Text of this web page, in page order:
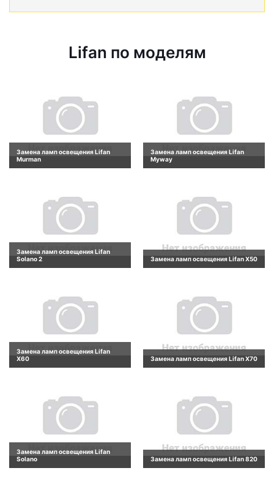
Lifan по моделям
Замена ламп освещения Lifan
Murman
Замена ламп освещения Lifan
Myway
Замена ламп освещения Lifan
Solano 2
Замена ламп освещения Lifan X50
Замена ламп освещения Lifan
X60
Замена ламп освещения Lifan X70
Замена ламп освещения Lifan
Solano
Замена ламп освещения Lifan 820